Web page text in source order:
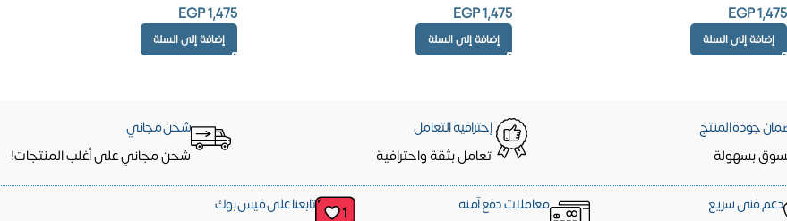
EGP1,475
إضافة إلى السلة
EGP1,475
إضافة إلى السلة
EGP1,475
إضافة إلى السلة
جودة المنتج
بسهولة
إحترافية التعامل
تعامل بثقة واحترافية
شحن مجاني
شحن مجاني على أغلب المنتجات!
دعم فنى سريع معاملات دفع آمنه تابعنا على فيس بوك